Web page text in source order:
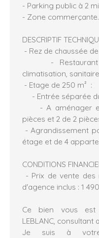
- Parking public à 2
- Zone commerçante.
DESCRIPTIF
- Rez de chaussée
- Restaurant
climatisation,
- Etage de 250 m² :
- Entrée séparée
- A aménager
pièces et 2 de 2
- Agrandissement
étage et de 4
CONDITIONS
- Prix de vente
d'agence inclus : 1
Ce bien vous est
LEBLANC, consultant
Je suis à